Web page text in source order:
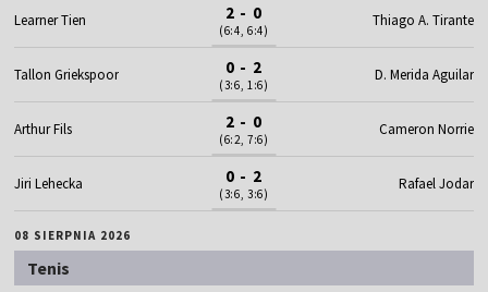
Learner Tien 2 - 0
(6:4, 6:4)
Thiago A. Tirante
Tallon Griekspoor 0 - 2
(3:6, 1:6)
D. Merida Aguilar
Arthur Fils 2 - 0
(6:2, 7:6)
Cameron Norrie
Jiri Lehecka 0 - 2
(3:6, 3:6)
Rafael Jodar
08 SIERPNIA 2026
Tenis